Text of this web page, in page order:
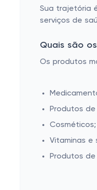
Sua trajetória
serviços de
Quais são
Os produtos
Produtos
Cosméticos;
Vitaminas e
Produtos